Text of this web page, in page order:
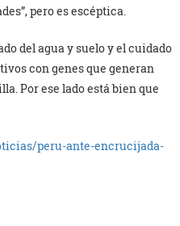
pero es escéptica.
del agua y suelo y el cuidado
con genes que generan
Por ese lado está bien que
peru-ante-encrucijada-